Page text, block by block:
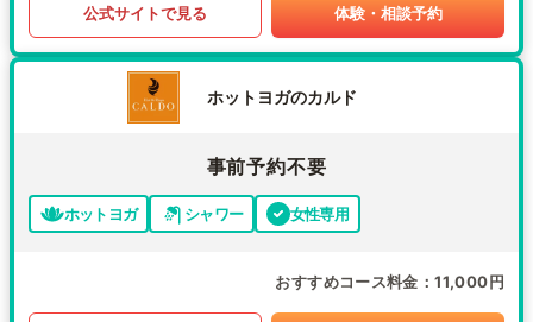
公式サイトで見る 体験・相談予約
ホットヨガのカルド
事前予約不要
ホットヨガ シャワー 女性専用
おすすめコース料金 11,000円